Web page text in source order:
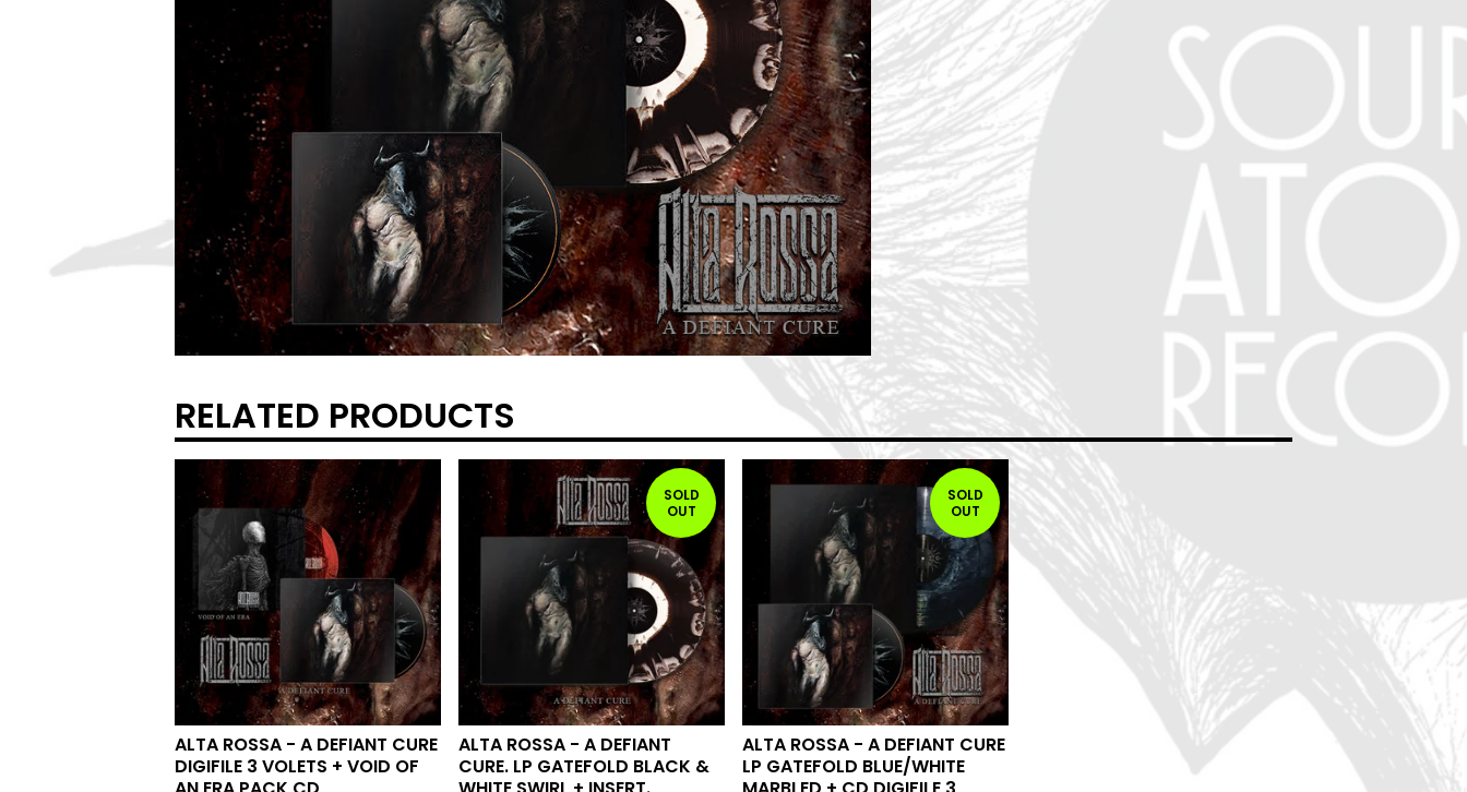
RELATED PRODUCTS
ALTA ROSSA - A DEFIANT CURE
DIGIFILE 3 VOLETS + VOID OF
SOLD
OUT
ALTA ROSSA - A DEFIANT
CURE. LP GATEFOLD BLACK &
SOLD
OUT
ALTA ROSSA - A DEFIANT CURE
LP GATEFOLD BLUE/WHITE